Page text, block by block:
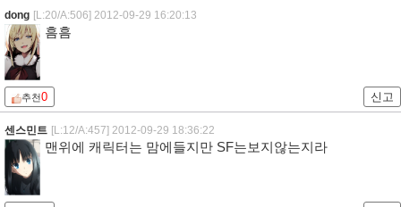
dong [L:20/A:506] 2012-09-29 16:20:13
흠흠
추천0 신고
센스민트 [L:12/A:457] 2012-09-29 18:36:22
맨위에 캐릭터는 맘에들지만 SF는보지않는지라